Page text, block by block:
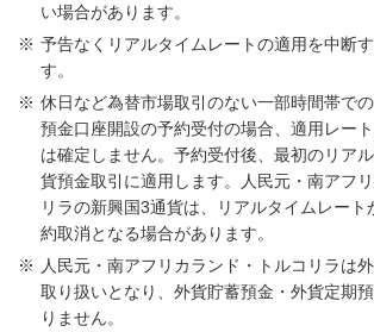
い場合があります。
予告なくリアルタイムレートの適用を中断
す。
休日など為替市場取引のない一部時間帯で
預金口座開設の予約受付の場合、適用レー
は確定しません。予約受付後、最初のリア
貨預金取引に適用します。人民元・南アフ
リラの新興国3通貨は、リアルタイムレート
約取消となる場合があります。
人民元・南アフリカランド・トルコリラは
取り扱いとなり、外貨貯蓄預金・外貨定期
りません。